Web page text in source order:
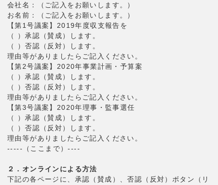
会社名：（ご記入をお願いします。）
お名前：（ご記入をお願いします。）
【第1号議案】2019年度収支報告を
（ ）承認（賛成）します。
（ ）否認（反対）します。
理由等がありましたらご記入ください。
【第2号議案】2020年事業計画・予算案
（ ）承認（賛成）します。
（ ）否認（反対）します。
理由等がありましたらご記入ください。
【第3号議案】2020年理事・監事選任
（ ）承認（賛成）します。
（ ）否認（反対）します。
理由等がありましたらご記入ください。
-----（ここまで）----
２．オンラインによる方法
下記の各ページに、承認（賛成）、否認（反対）ボタン（リ